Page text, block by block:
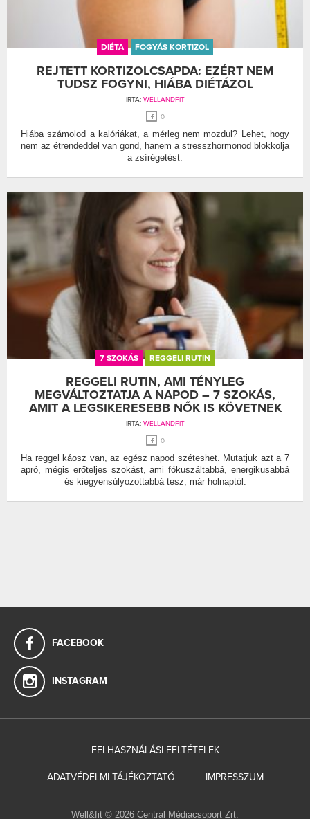
DIÉTA FOGYÁS KORTIZOL
REJTETT KORTIZOLCSAPDA: EZÉRT NEM
TUDSZ FOGYNI, HIÁBA DIÉTÁZOL
ÍRTA: WELLANDFIT
0
Hiába számolod a kalóriákat, a mérleg nem mozdul? Lehet, hogy
nem az étrendeddel van gond, hanem a stresszhormonod blokkolja
a zsírégetést.
7 SZOKÁS REGGELI RUTIN
REGGELI RUTIN, AMI TÉNYLEG
MEGVÁLTOZTATJA A NAPOD – 7 SZOKÁS,
AMIT A LEGSIKERESEBB NŐK IS KÖVETNEK
ÍRTA: WELLANDFIT
0
Ha reggel káosz van, az egész napod széteshet. Mutatjuk azt a 7
apró, mégis erőteljes szokást, ami fókuszáltabbá, energikusabbá
és kiegyensúlyozottabbá tesz, már holnaptól.
FACEBOOK
INSTAGRAM
FELHASZNÁLÁSI FELTÉTELEK
ADATVÉDELMI TÁJÉKOZTATÓ IMPRESSZUM
Well&fit © 2026 Central Médiacsoport Zrt.